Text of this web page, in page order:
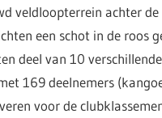
veldloopterrein achter
een schot in de roos
deel van 10
169 deelnemers
voor de